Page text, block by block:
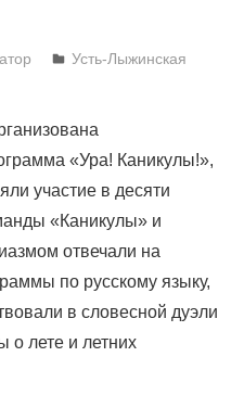
Усть-Лыжинская
«Ура! Каникулы!»,
участие в десяти
«Каникулы» и
отвечали на
по русскому языку,
в словесной дуэли
о лете и летних